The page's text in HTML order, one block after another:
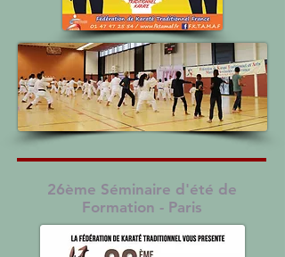
26ème Séminaire d'été de
Formation - Paris